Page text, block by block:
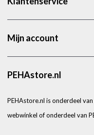
Mijn account
PEHAstore.nl
PEHAstore.nl is onderdeel
webwinkel of onderdeel van